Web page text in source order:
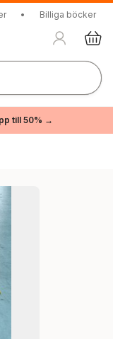
• Billiga böcker
till 50% →